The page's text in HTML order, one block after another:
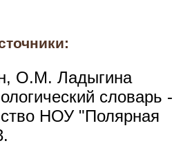
О.М. Ладыгина
словарь -
НОУ "Полярная